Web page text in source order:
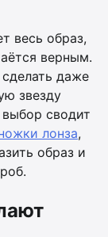
весь образ,
верным.
даже
звезду
сводит
лонза,
образ и